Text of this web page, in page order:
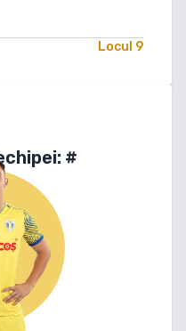
Locul 9
#